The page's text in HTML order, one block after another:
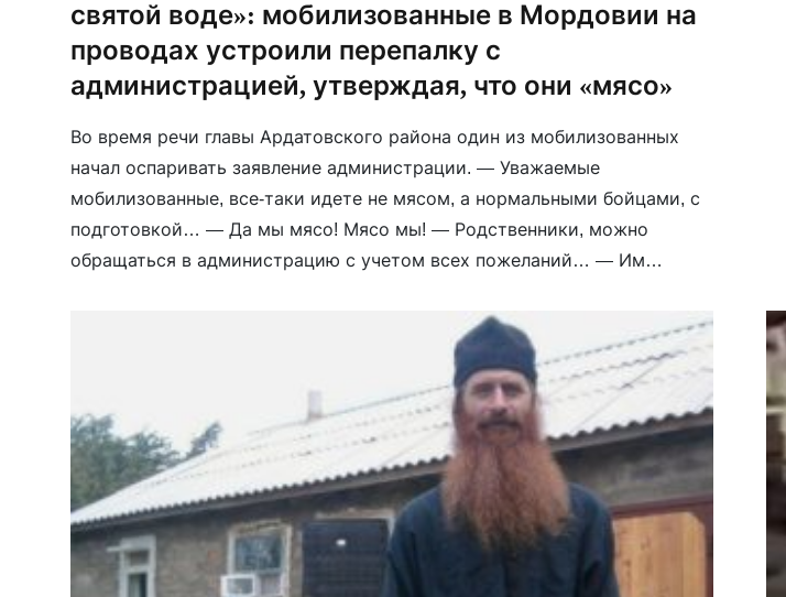
святой воде»: мобилизованные в Мордовии на
проводах устроили перепалку с
администрацией, утверждая, что они «мясо»
Во время речи главы Ардатовского района один из мобилизованных
начал оспаривать заявление администрации. — Уважаемые
мобилизованные, все-таки идете не мясом, а нормальными бойцами, с
подготовкой… — Да мы мясо! Мясо мы! — Родственники, можно
обращаться в администрацию с учетом всех пожеланий… — Им